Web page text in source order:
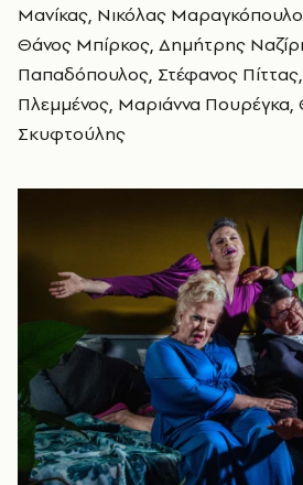
Μανίκας, Νικόλας
Θάνος Μπίρκος, Δημήτρης
Παπαδόπουλος, Στέφανος
Πλεμμένος, Μαριάννα
Σκυφτούλης